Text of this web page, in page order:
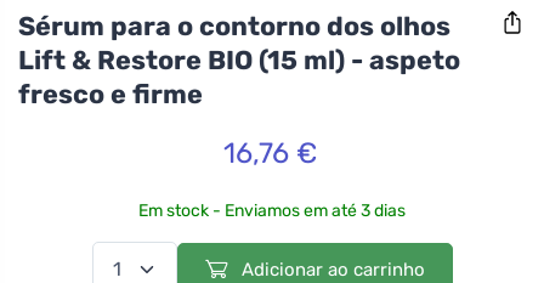
Sérum para o contorno dos olhos
Lift & Restore BIO (15 ml) - aspeto
fresco e firme
16,76 €
Em stock - Enviamos em até 3 dias
Adicionar ao carrinho